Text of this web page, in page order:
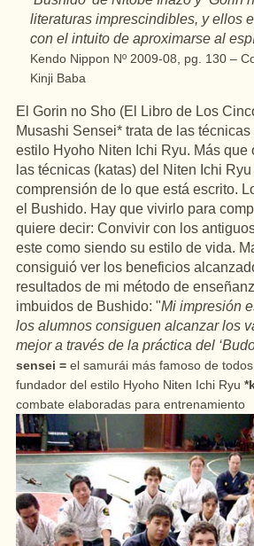
literaturas imprescindibles, y ellos
con el intuito de aproximarse al
Kendo Nippon Nº 2009-08, pg. 130 –
Kinji Baba
El Gorin no Sho (El Libro de Los
Musashi Sensei* trata de las técnicas
estilo Hyoho Niten Ichi Ryu. Más que
las técnicas (katas) del Niten Ichi
comprensión de lo que está escrito.
el Bushido. Hay que vivirlo para
quiere decir: Convivir con los
este como siendo su estilo de vida.
consiguió ver los beneficios
resultados de mi método de
imbuidos de Bushido: "Mi impresión
los alumnos consiguen alcanzar los
mejor a través de la práctica del
sensei = el samurái más famoso de
fundador del estilo Hyoho Niten Ichi Ryu
combate elaboradas para entrenamiento